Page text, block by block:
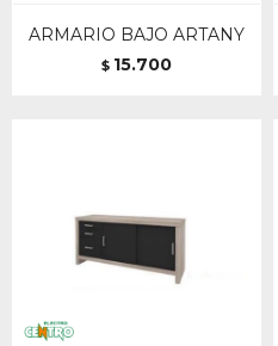
ARMARIO BAJO ARTANY
$ 15.700